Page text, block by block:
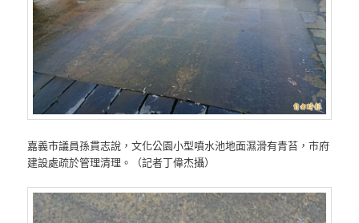
嘉義市議員孫貫志說，文化公園小型噴水池地面濕滑有青苔，市府
建設處疏於管理清理。（記者丁偉杰攝）